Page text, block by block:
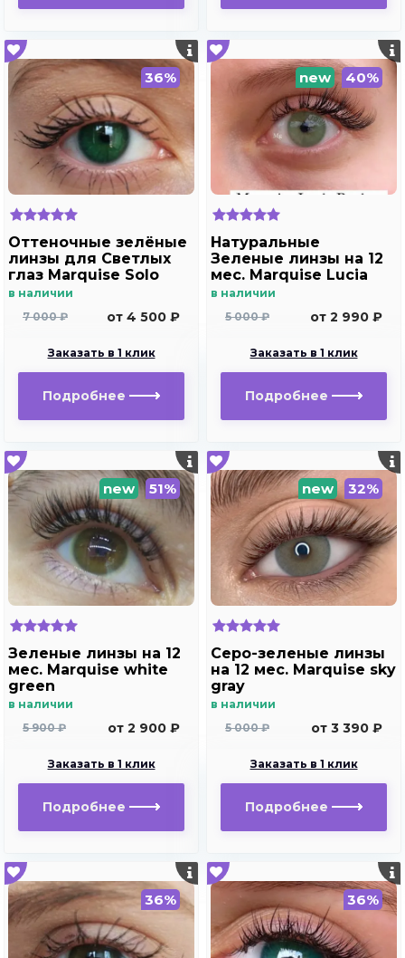
36%
Оттеночные зелёные
линзы для Светлых
глаз Marquise Solo
green( зеленые ) /
в наличии
7 000 ₽
от 4 500 ₽
Заказать в 1 клик
Подробнее
new 40%
Натуральные
Зеленые линзы на 12
мес. Marquise Lucia
Buzios
в наличии
5 000 ₽
от 2 990 ₽
Заказать в 1 клик
Подробнее
new 51%
Зеленые линзы на 12
мес. Marquise white
green
в наличии
5 900 ₽
от 2 900 ₽
Заказать в 1 клик
Подробнее
new 32%
Серо-зеленые линзы
на 12 мес. Marquise sky
gray
в наличии
5 000 ₽
от 3 390 ₽
Заказать в 1 клик
Подробнее
36% 36%